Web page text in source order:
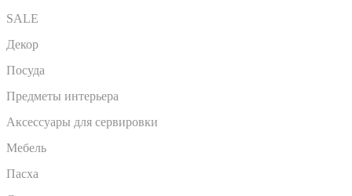
SALE
Декор
Посуда
Предметы интерьера
Аксессуары для сервировки
Мебель
Пасха